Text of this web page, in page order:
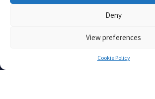
Deny
View preferences
Cookie Policy